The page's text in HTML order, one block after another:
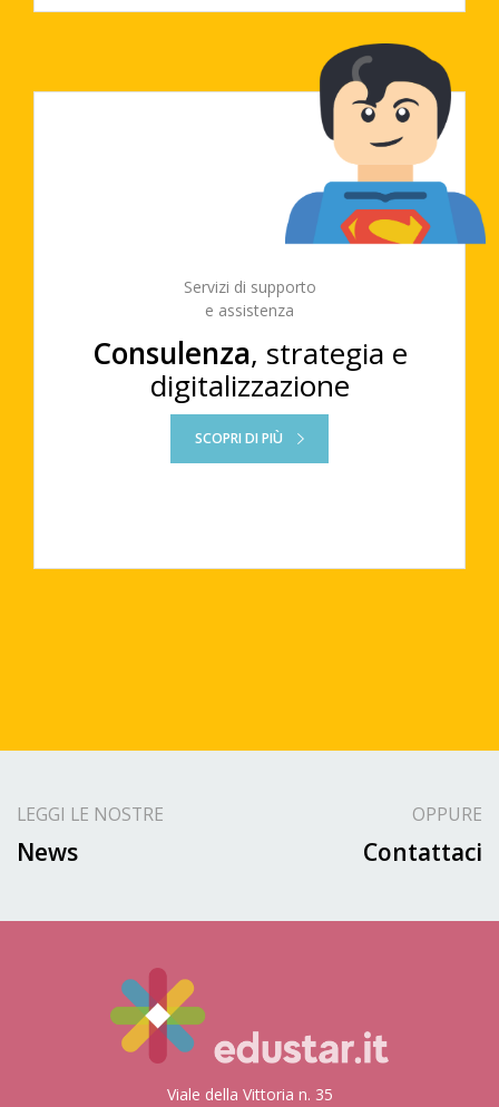
Servizi di supporto
e assistenza
Consulenza, strategia e
digitalizzazione
SCOPRI DI PIÙ
LEGGI LE NOSTRE
News
OPPURE
Contattaci
Viale della Vittoria n. 35